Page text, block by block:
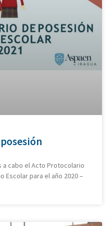
a cabo el Acto Protocolario
Escolar para el año 2020 –